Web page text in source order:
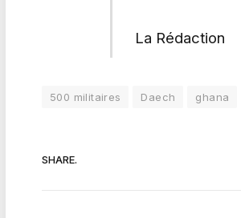
La Rédaction
500 militaires Daech ghana
SHARE.